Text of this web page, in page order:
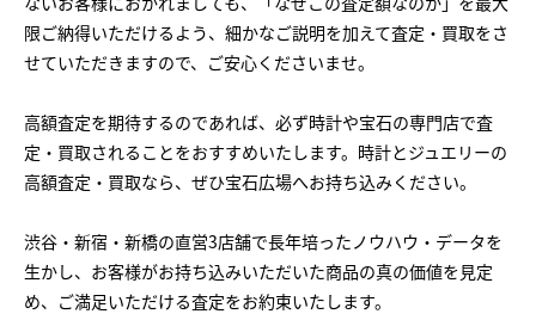
限ご納得いただけるよう、細かなご説明を加えて査定・買取をさ
せていただきますので、ご安心くださいませ。
高額査定を期待するのであれば、必ず時計や宝石の専門店で査
定・買取されることをおすすめいたします。時計とジュエリーの
高額査定・買取なら、ぜひ宝石広場へお持ち込みください。
渋谷・新宿・新橋の直営3店舗で長年培ったノウハウ・データを
生かし、お客様がお持ち込みいただいた商品の真の価値を見定
め、ご満足いただける査定をお約束いたします。